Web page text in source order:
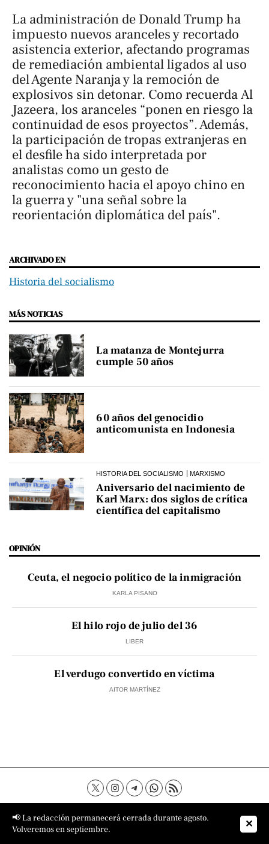
La administración de Donald Trump ha
impuesto nuevos aranceles y recortado
asistencia exterior, afectando programas
de remediación ambiental ligados al uso
del Agente Naranja y la remoción de
explosivos sin detonar. Como recuerdaAl
Jazeera, los aranceles “ponen en riesgo la
continuidad de esos proyectos”. Además,
la participación de tropas extranjeras en
el desfile ha sido interpretada por
analistas como un gesto de
reconocimiento hacia el apoyo chino en
la guerra y "una señal sobre la
reorientación diplomática del país".
ARCHIVADO EN
Historia del socialismo
MÁS NOTICIAS
La matanza de Montejurra
cumple 50 años
60 años del genocidio
anticomunista en Indonesia
HISTORIA DEL SOCIALISMO MARXISMO
Aniversario del nacimiento de
Karl Marx: dos siglos de crítica
científica del capitalismo
OPINIÓN
Ceuta, el negocio político de la inmigración
KARLA PISANO
El hilo rojo de julio del 36
LIBER
El verdugo convertido en víctima
AITOR MARTÍNEZ
Contacto Aviso Legal
Política de privacidad
Política de cookies
Sobre nosotros
📢 La redacción permanecerá cerrada durante agosto.
Volveremos en septiembre.
✕